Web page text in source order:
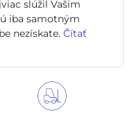
slúžil Vašim
iba samotným
nezískate. Čítať